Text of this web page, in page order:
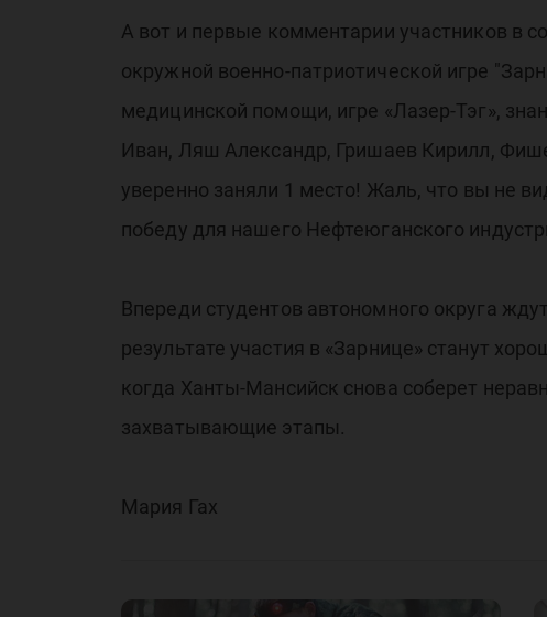
А вот и первые комментарии участников в
окружной военно-патриотической игре
медицинской помощи, игре «Лазер-Тэг»,
Иван, Ляш Александр, Гришаев Кирилл,
уверенно заняли 1 место! Жаль, что вы не
победу для нашего Нефтеюганского
Впереди студентов автономного округа
результате участия в «Зарнице» станут
когда Ханты-Мансийск снова соберет
захватывающие этапы.
Мария Гах